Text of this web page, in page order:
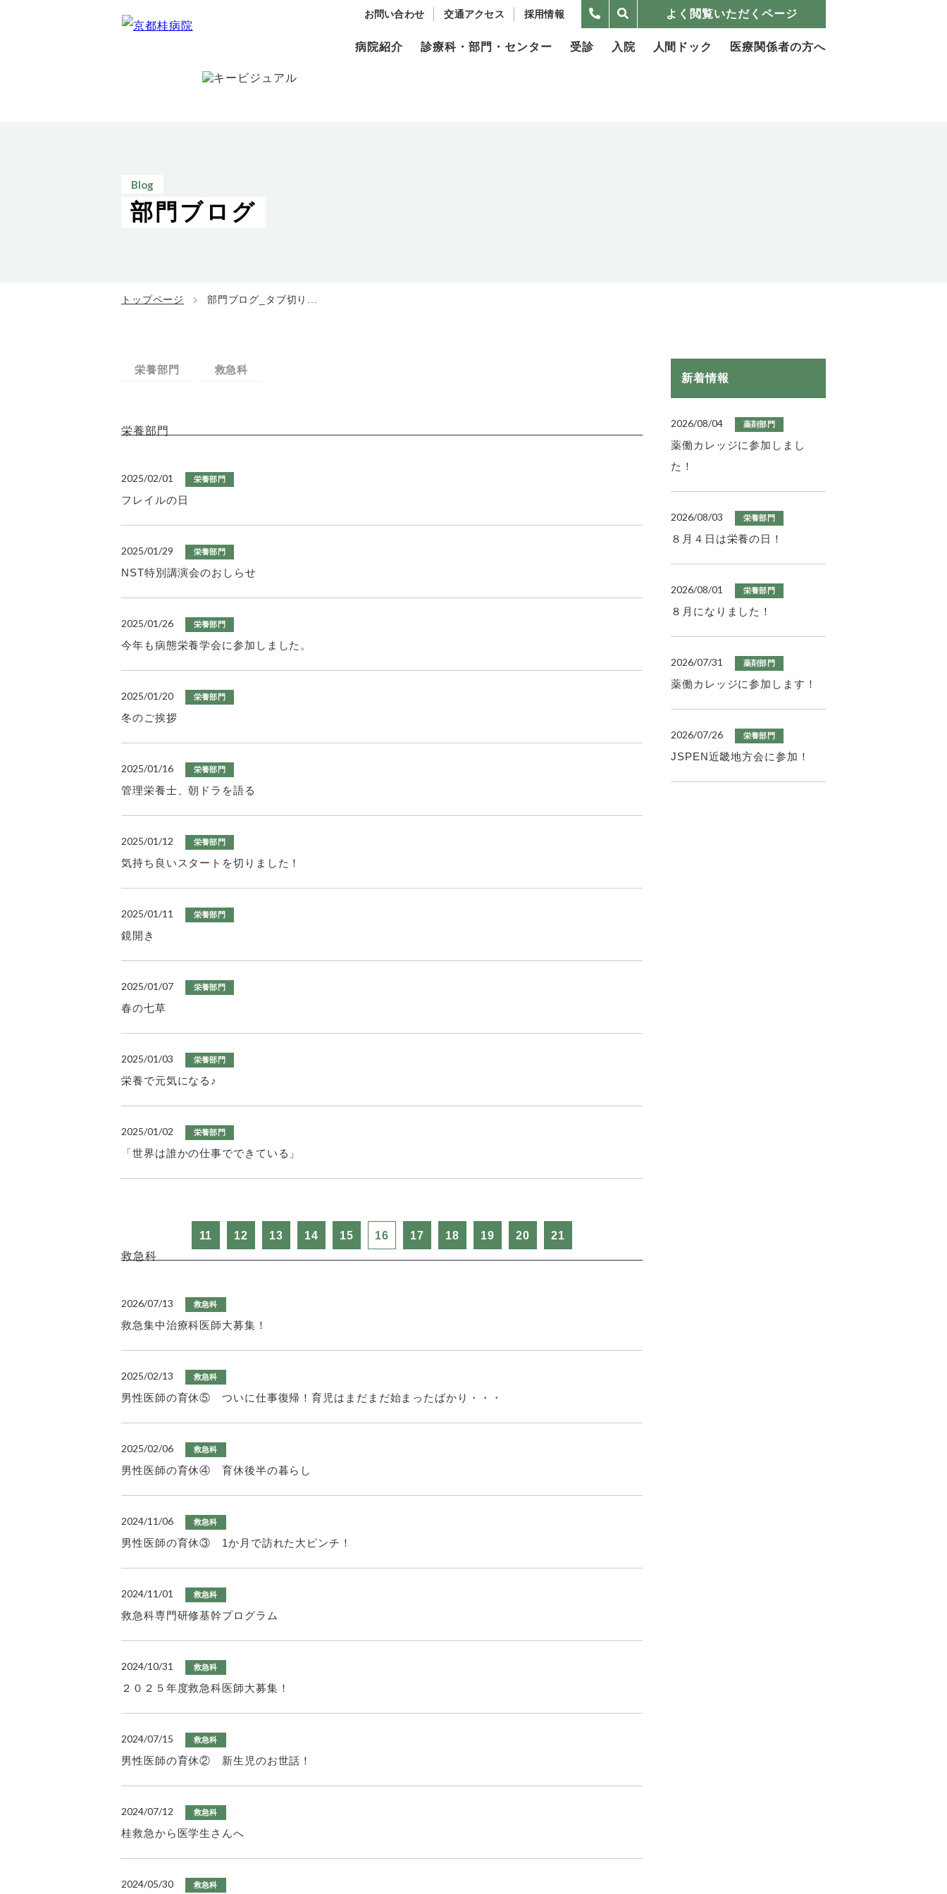
お問い合わせ 交通アクセス 採用情報 よく閲覧いただくページ
病院紹介 診療科・部門・センター 受診 入院 人間ドック 医療関係者の方へ
Blog
部門ブログ
トップページ 部門ブログ_タブ切り...
栄養部門 救急科
栄養部門
2025/02/01 栄養部門
フレイルの日
2025/01/29 栄養部門
NST特別講演会のおしらせ
2025/01/26 栄養部門
今年も病態栄養学会に参加しました。
2025/01/20 栄養部門
冬のご挨拶
2025/01/16 栄養部門
管理栄養士、朝ドラを語る
2025/01/12 栄養部門
気持ち良いスタートを切りました！
2025/01/11 栄養部門
鏡開き
2025/01/07 栄養部門
春の七草
2025/01/03 栄養部門
栄養で元気になる♪
2025/01/02 栄養部門
「世界は誰かの仕事でできている」
11 12 13 14 15 16 17 18 19 20
21
救急科
2026/07/13 救急科
救急集中治療科医師大募集！
2025/02/13 救急科
男性医師の育休⑤ ついに仕事復帰！育児はまだまだ始まったばかり・・・
2025/02/06 救急科
男性医師の育休④ 育休後半の暮らし
2024/11/06 救急科
男性医師の育休③ 1か月で訪れた大ピンチ！
2024/11/01 救急科
救急科専門研修基幹プログラム
2024/10/31 救急科
２０２５年度救急科医師大募集！
2024/07/15 救急科
男性医師の育休② 新生児のお世話！
2024/07/12 救急科
桂救急から医学生さんへ
2024/05/30 救急科
新着情報
2026/08/04 薬剤部門
薬働カレッジに参加しまし
た！
2026/08/03 栄養部門
８月４日は栄養の日！
2026/08/01 栄養部門
８月になりました！
2026/07/31 薬剤部門
薬働カレッジに参加します！
2026/07/26 栄養部門
JSPEN近畿地方会に参加！